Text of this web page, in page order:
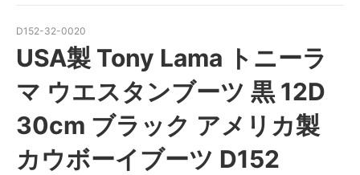
D152-32-0020
USA製 Tony Lama トニーラ
マ ウエスタンブーツ 黒 12D
30cm ブラック アメリカ製
カウボーイブーツ D152